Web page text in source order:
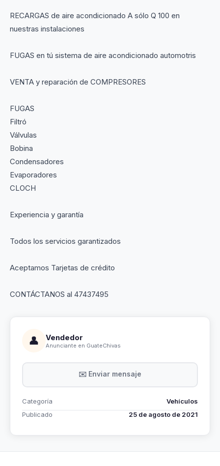
RECARGAS de aire acondicionado A sólo Q 100 en
nuestras instalaciones
FUGAS en tú sistema de aire acondicionado automotris
VENTA y reparación de COMPRESORES
FUGAS
Filtró
Válvulas
Bobina
Condensadores
Evaporadores
CLOCH
Experiencia y garantía
Todos los servicios garantizados
Aceptamos Tarjetas de crédito
CONTÁCTANOS al 47437495
👤 Vendedor
Anunciante en GuateChivas
✉️ Enviar mensaje
Categoría
Vehículos
Publicado
25 de agosto de 2021